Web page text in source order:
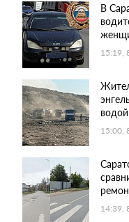
В
15:19,
водой
15:00,
14:39,